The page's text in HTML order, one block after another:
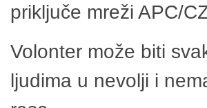
priključe mreži APC/
Volonter može biti
ljudima u nevolji i